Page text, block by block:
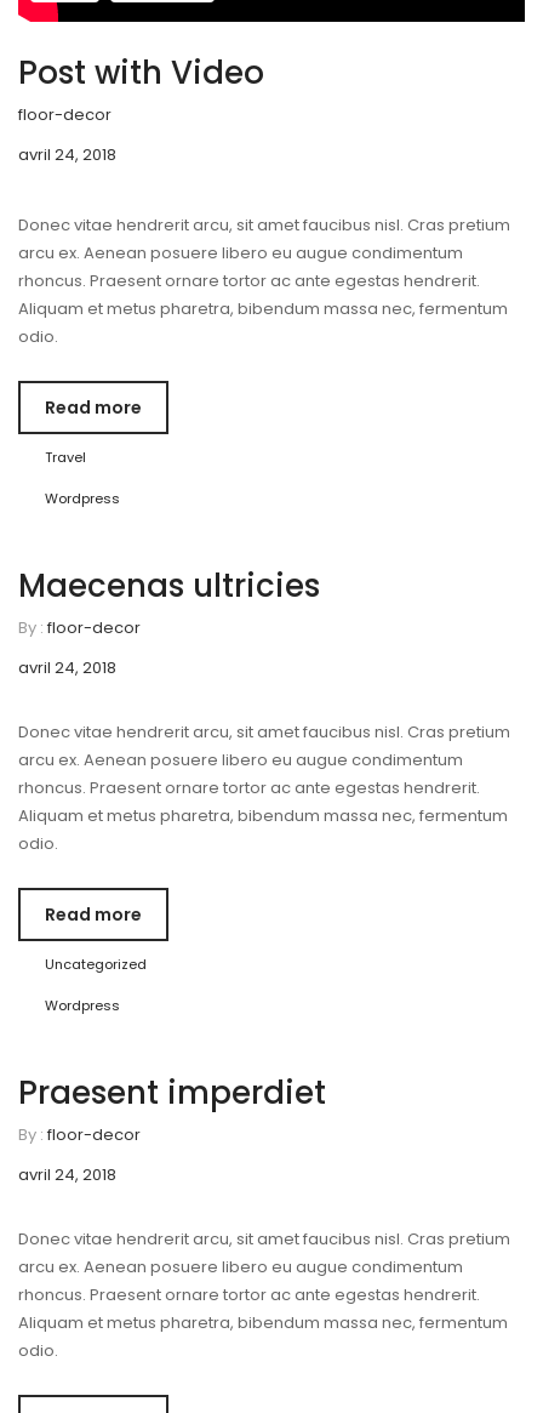
Post with Video
floor-decor
avril 24, 2018
Donec vitae hendrerit arcu, sit amet faucibus nisl. Cras pretium
arcu ex. Aenean posuere libero eu augue condimentum
rhoncus. Praesent ornare tortor ac ante egestas hendrerit.
Aliquam et metus pharetra, bibendum massa nec, fermentum
odio.
Read more
Travel
Wordpress
Maecenas ultricies
By : floor-decor
avril 24, 2018
Donec vitae hendrerit arcu, sit amet faucibus nisl. Cras pretium
arcu ex. Aenean posuere libero eu augue condimentum
rhoncus. Praesent ornare tortor ac ante egestas hendrerit.
Aliquam et metus pharetra, bibendum massa nec, fermentum
odio.
Read more
Uncategorized
Wordpress
Praesent imperdiet
By : floor-decor
avril 24, 2018
Donec vitae hendrerit arcu, sit amet faucibus nisl. Cras pretium
arcu ex. Aenean posuere libero eu augue condimentum
rhoncus. Praesent ornare tortor ac ante egestas hendrerit.
Aliquam et metus pharetra, bibendum massa nec, fermentum
odio.